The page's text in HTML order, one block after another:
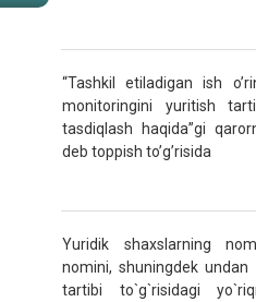
“Tashkil etiladigan ish
monitoringini yuritish
tasdiqlash haqida”gi
deb toppish to’g’risida
Yuridik shaxslarning
nomini, shuningdek undan
tartibi to`g`risidagi